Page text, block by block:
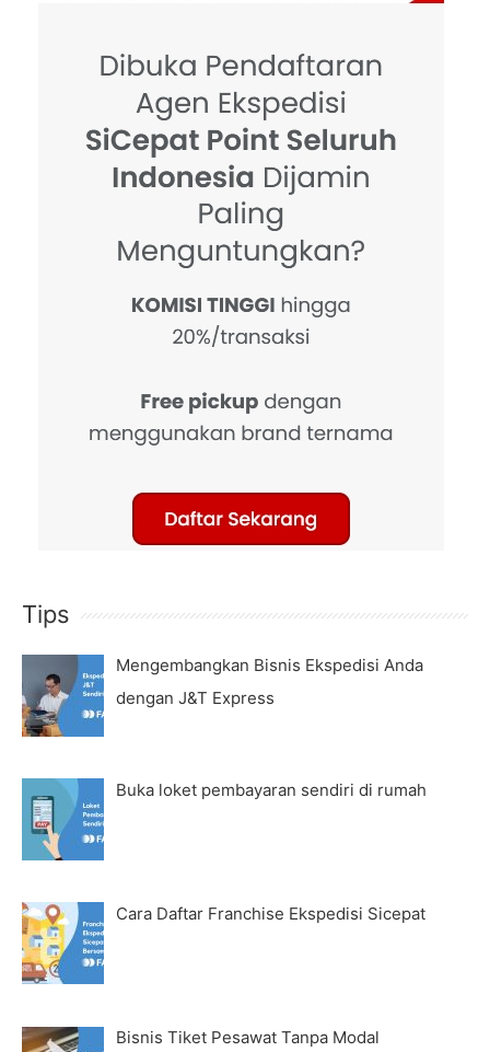
Tips
Mengembangkan Bisnis Ekspedisi Anda
dengan J&T Express
Buka loket pembayaran sendiri di rumah
Cara Daftar Franchise Ekspedisi Sicepat
Bisnis Tiket Pesawat Tanpa Modal